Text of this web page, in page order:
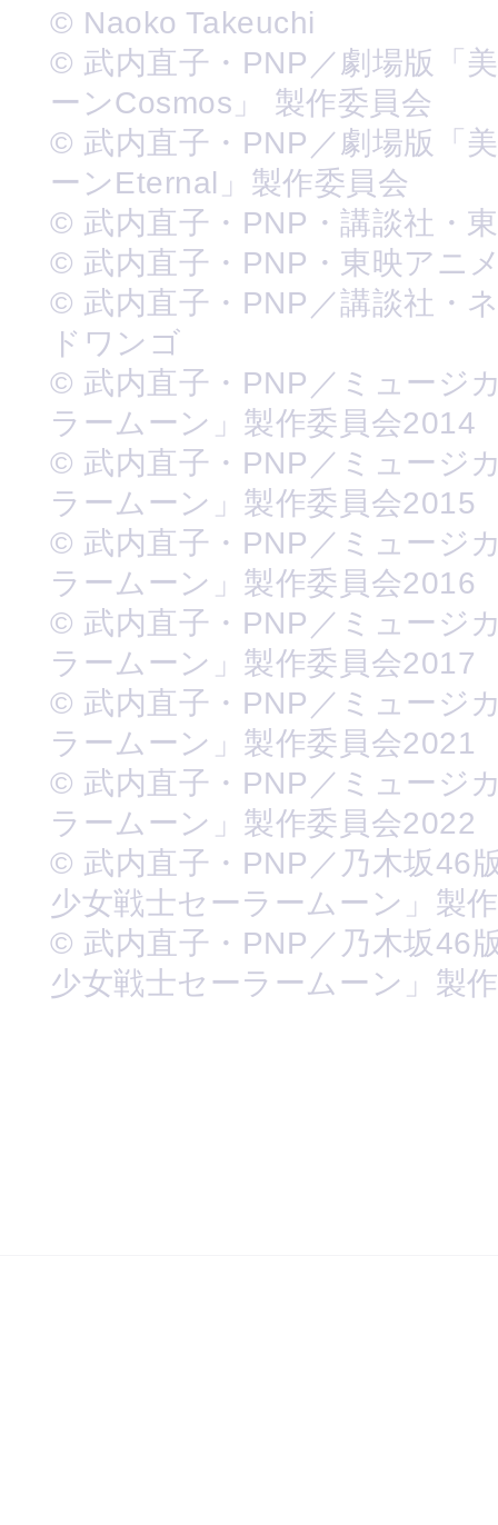
© Naoko Takeuchi
© 武内直子・PNP／劇場版「
ーンCosmos」 製作委員会
© 武内直子・PNP／劇場版「
ーンEternal」製作委員会
© 武内直子・PNP・講談社・
© 武内直子・PNP・東映アニ
© 武内直子・PNP／講談社・
ドワンゴ
© 武内直子・PNP／ミュージ
ラームーン」製作委員会2014
© 武内直子・PNP／ミュージ
ラームーン」製作委員会2015
© 武内直子・PNP／ミュージ
ラームーン」製作委員会2016
© 武内直子・PNP／ミュージ
ラームーン」製作委員会2017
© 武内直子・PNP／ミュージ
ラームーン」製作委員会2021
© 武内直子・PNP／ミュージ
ラームーン」製作委員会2022
© 武内直子・PNP／乃木坂46
少女戦士セーラームーン」製
© 武内直子・PNP／乃木坂46
少女戦士セーラームーン」製